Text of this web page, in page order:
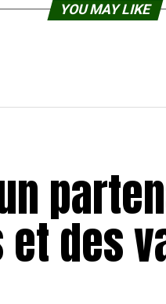
YOU MAY LIKE
un
des